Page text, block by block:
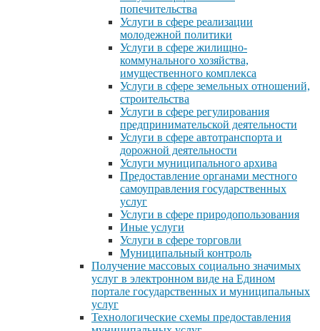
попечительства
Услуги в сфере реализации
молодежной политики
Услуги в сфере жилищно-
коммунального хозяйства,
имущественного комплекса
Услуги в сфере земельных отношений,
строительства
Услуги в сфере регулирования
предпринимательской деятельности
Услуги в сфере автотранспорта и
дорожной деятельности
Услуги муниципального архива
Предоставление органами местного
самоуправления государственных
услуг
Услуги в сфере природопользования
Иные услуги
Услуги в сфере торговли
Муниципальный контроль
Получение массовых социально значимых
услуг в электронном виде на Едином
портале государственных и муниципальных
услуг
Технологические схемы предоставления